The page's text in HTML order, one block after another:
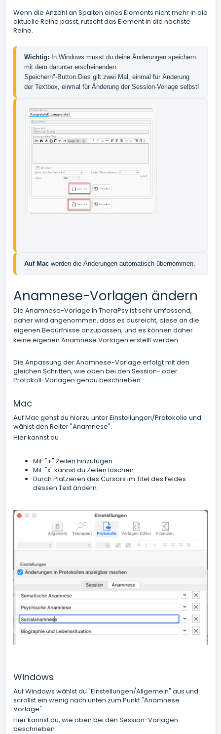
Wenn die Anzahl an Spalten eines Elements nicht mehr in die
aktuelle Reihe passt, rutscht das Element in die nächste
Reihe.
Wichtig: In Windows musst du deine Änderungen speichern
mit dem darunter erscheinenden
Speichern"-Button.Dies gilt zwei Mal, einmal für Änderung
der Textbox, einmal für Änderung der Session-Vorlage selbst!
Auf Mac werden die Änderungen automatisch übernommen.
Anamnese-Vorlagen ändern
Die Anamnese-Vorlage in TheraPsy ist sehr umfassend,
daher wird angenommen, dass es ausreicht, diese an die
eigenen Bedürfnisse anzupassen, und es können daher
keine eigenen Anamnese Vorlagen erstellt werden.
Die Anpassung der Anamnese-Vorlage erfolgt mit den
gleichen Schritten, wie oben bei den Session- oder
Protokoll-Vorlagen genau beschrieben.
Mac
Auf Mac gehst du hierzu unter Einstellungen/Protokolle und
wählst den Reiter "Anamnese".
Hier kannst du
Mit "+" Zeilen hinzufügen.
Mit "x" kannst du Zeilen löschen.
Durch Platzieren des Cursors im Titel des Feldes
dessen Text ändern.
Windows
Auf Windows wählst du "Einstellungen/Allgemein" aus und
scrollst ein wenig nach unten zum Punkt "Anamnese
Vorlage".
Hier kannst du, wie oben bei den Session-Vorlagen
beschrieben